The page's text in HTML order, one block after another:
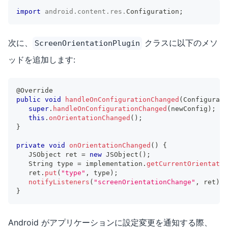
import android . content . res . Configuration ;
次に、 ScreenOrientationPlugin
クラスに以下のメソ
ッドを追加します:
@Override
public void handleOnConfigurationChanged (
super . handleOnConfigurationChanged ( newConfig ) ;
this . onOrientationChanged ( ) ;
}
private void onOrientationChanged ( )
{
JSObject ret = new JSObject ( ) ;
String type = implementation .
   ret
. put ( "type" , type ) ;
notifyListeners ( "screenOrientationChange" , ret )
}
Android がアプリケーションに設定変更を通知する際、